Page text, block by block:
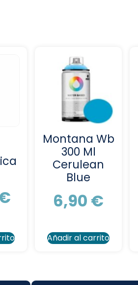
Montana Wb
300 Ml
Cerulean
Blue
6,90 €
Añadir al carrito